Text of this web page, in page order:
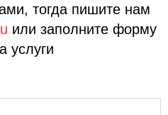
тогда пишите нам
или заполните форму
услуги